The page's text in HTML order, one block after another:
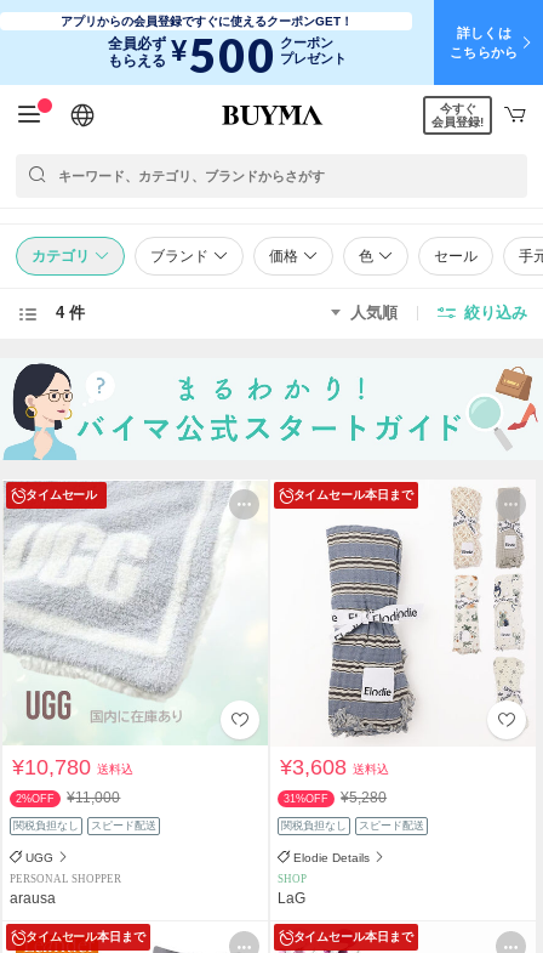
アプリからの会員登録ですぐに使えるクーポンGET！
全員必ず
もらえる ¥500 クーポン
プレゼント
詳しくは
こちらから
日本語
English
简体中文
繁體中文
今すぐ
会員登録!
カテゴリ ブランド 価格 色 セール 手
4 件 人気順 絞り込み
タイムセール
¥10,780送料込
2%OFF ¥11,000
関税負担なし スピード配送
UGG
PERSONAL SHOPPER
arausa
タイムセール本日まで
¥3,608送料込
31%OFF ¥5,280
関税負担なし スピード配送
Elodie Details
SHOP
LaG
タイムセール本日まで タイムセール本日まで